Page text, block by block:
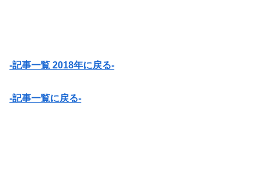
-記事一覧 2018年に戻る-
-記事一覧に戻る-